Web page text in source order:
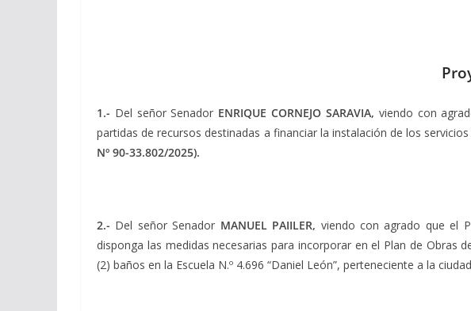
1.- Del señor Senador ENRIQUE CORNEJO SARAVIA, viendo con
partidas de recursos destinadas a financiar la instalación de los
Nº 90-33.802/2025).
2.- Del señor Senador MANUEL PAIILER, viendo con agrado que el
disponga las medidas necesarias para incorporar en el Plan de Obras
(2) baños en la Escuela N.º 4.696 “Daniel León”, perteneciente a la